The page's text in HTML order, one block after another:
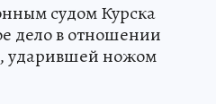
судом Курска
дело в отношении
ударившей ножом